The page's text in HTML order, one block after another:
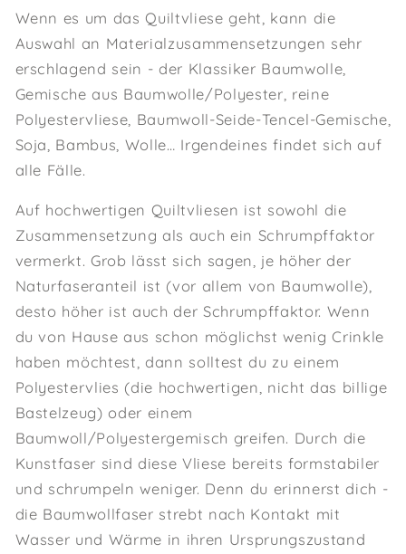
Wenn es um das Quiltvliese geht, kann die
Auswahl an Materialzusammensetzungen sehr
erschlagend sein - der Klassiker Baumwolle,
Gemische aus Baumwolle/Polyester, reine
Polyestervliese, Baumwoll-Seide-Tencel-Gemische,
Soja, Bambus, Wolle… Irgendeines findet sich auf
alle Fälle.
Auf hochwertigen Quiltvliesen ist sowohl die
Zusammensetzung als auch ein Schrumpffaktor
vermerkt. Grob lässt sich sagen, je höher der
Naturfaseranteil ist (vor allem von Baumwolle),
desto höher ist auch der Schrumpffaktor. Wenn
du von Hause aus schon möglichst wenig Crinkle
haben möchtest, dann solltest du zu einem
Polyestervlies (die hochwertigen, nicht das billige
Bastelzeug) oder einem
Baumwoll/Polyestergemisch greifen. Durch die
Kunstfaser sind diese Vliese bereits formstabiler
und schrumpeln weniger. Denn du erinnerst dich -
die Baumwollfaser strebt nach Kontakt mit
Wasser und Wärme in ihren Ursprungszustand